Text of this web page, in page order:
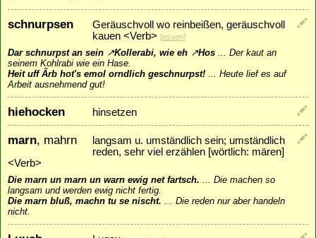
schnurpsen
Geräuschvoll wo reinbeißen, geräuschvoll
kauen <Verb> [essen]
Dar schnurpst an sein ↗Kollerabi, wie eh ↗Hos ... Der kaut an
seinem Kohlrabi wie ein Hase.
Heit uff Ärb hot's emol orndlich geschnurpst! ... Heute lief es auf
Arbeit ausnehmend gut!
hiehocken hinsetzen
marn, mahrn
langsam u. umständlich sein; umständlich
reden, sehr viel erzählen [wörtlich: mären]
<Verb>
Die marn un marn un warn ewig net fartsch. ... Die machen so
langsam und werden ewig nicht fertig.
Die marn bluß, machn tu se nischt. ... Die reden nur aber handeln
nicht.